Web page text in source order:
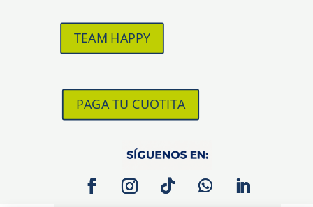
TEAM HAPPY
PAGA TU CUOTITA